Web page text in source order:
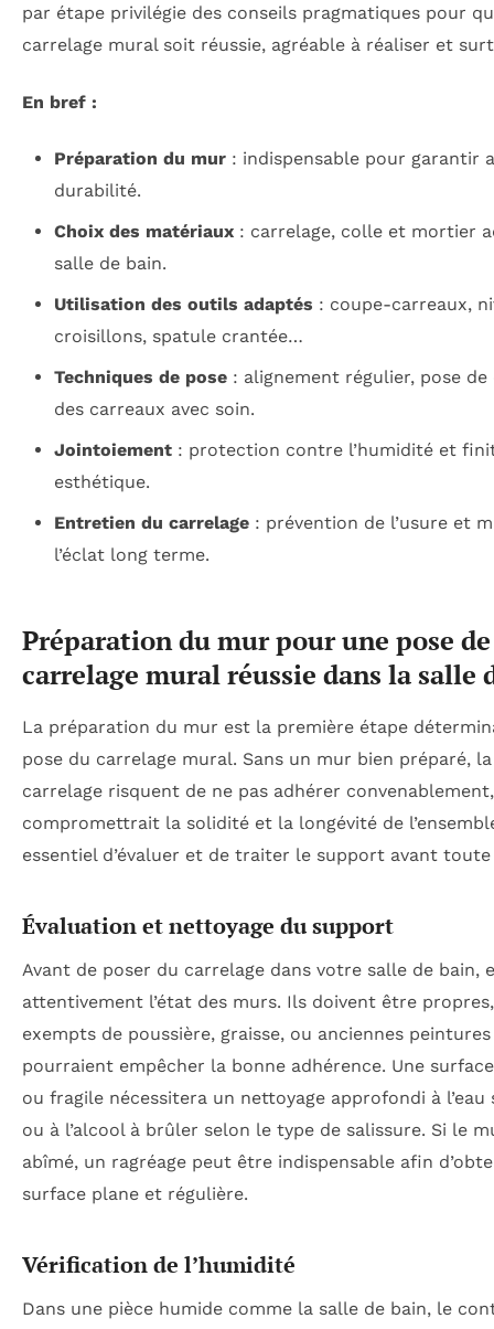
par étape privilégie des conseils pragmatiques pour
carrelage mural soit réussie, agréable à réaliser et
En bref :
Préparation du mur: indispensable pour garantir
durabilité.
Choix des matériaux: carrelage, colle et mortier
salle de bain.
Utilisation des outils adaptés : coupe-carreaux,
croisillons, spatule crantée…
Techniques de pose: alignement régulier, pose de
des carreaux avec soin.
Jointoiement: protection contre l’humidité et
esthétique.
Entretien du carrelage: prévention de l’usure et
l’éclat long terme.
Préparation du mur pour une pose de
carrelage mural réussie dans la salle
La préparation du mur est la première étape
pose du carrelage mural. Sans un mur bien préparé,
carrelage risquent de ne pas adhérer
compromettrait la solidité et la longévité de
essentiel d’évaluer et de traiter le support avant
Évaluation et nettoyage du support
Avant de poser du carrelage dans votre salle de bain,
attentivement l’état des murs. Ils doivent être
exempts de poussière, graisse, ou anciennes
pourraient empêcher la bonne adhérence. Une
ou fragile nécessitera un nettoyage approfondi à l’eau
ou à l’alcool à brûler selon le type de salissure. Si le
abîmé, un ragréage peut être indispensable afin
surface plane et régulière.
Vérification de l’humidité
Dans une pièce humide comme la salle de bain, le